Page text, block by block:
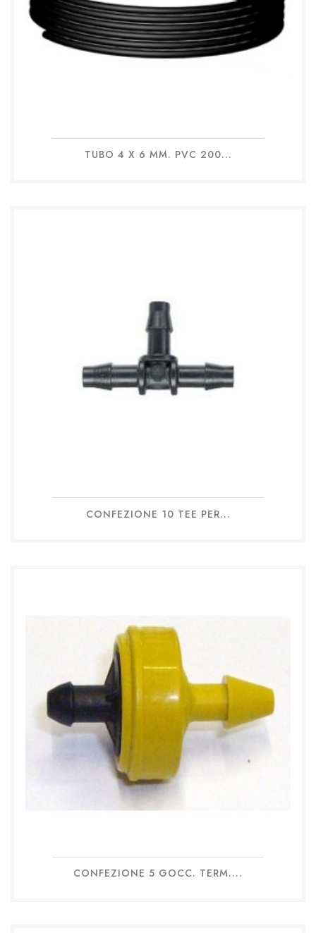
TUBO 4 X 6 MM. PVC 200...
CONFEZIONE 10 TEE PER...
CONFEZIONE 5 GOCC. TERM....